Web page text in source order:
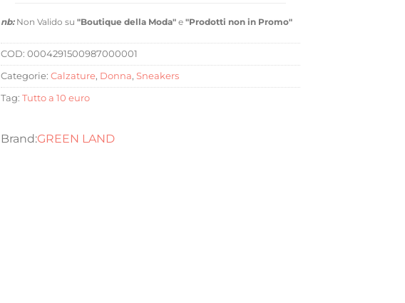
nb:Non Valido su "Boutique della Moda" e "Prodotti non in Promo"
COD: 0004291500987000001
Categorie: Calzature, Donna, Sneakers
Tag: Tutto a 10 euro
GREEN LAND